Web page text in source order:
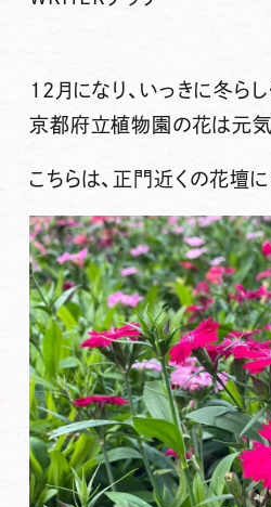
12月になり、いっきに冬らし
京都府立植物園の花は元気
こちらは、正門近くの花壇